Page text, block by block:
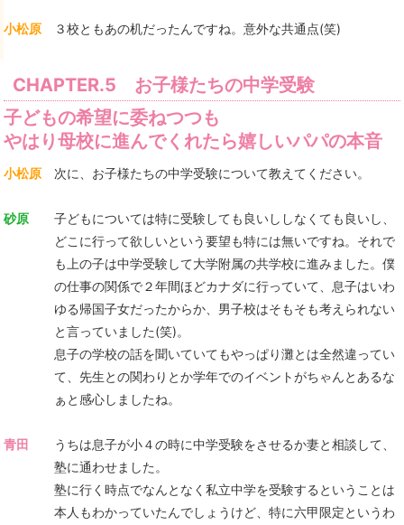
小松原 ３校ともあの机だったんですね。意外な共通点(笑)
CHAPTER.5 お子様たちの中学受験
子どもの希望に委ねつつも
やはり母校に進んでくれたら嬉しいパパの本音
小松原 次に、お子様たちの中学受験について教えてください。
砂原
子どもについては特に受験しても良いししなくても良いし、
どこに行って欲しいという要望も特には無いですね。それで
も上の子は中学受験して大学附属の共学校に進みました。僕
の仕事の関係で２年間ほどカナダに行っていて、息子はいわ
ゆる帰国子女だったからか、男子校はそもそも考えられない
と言っていました(笑)。
息子の学校の話を聞いていてもやっぱり灘とは全然違ってい
て、先生との関わりとか学年でのイベントがちゃんとあるな
ぁと感心しましたね。
青田
うちは息子が小４の時に中学受験をさせるか妻と相談して、
塾に通わせました。
塾に行く時点でなんとなく私立中学を受験するということは
本人もわかっていたんでしょうけど、特に六甲限定というわ